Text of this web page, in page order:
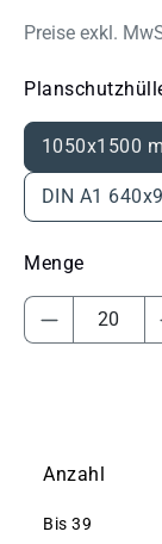
Preise exkl.
1050x1500
DIN A1
Produkt
Anzahl
Bis 39